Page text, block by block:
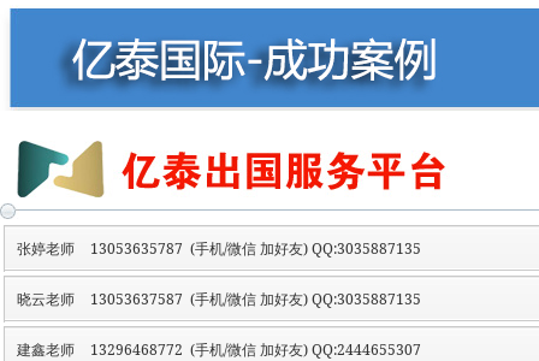
张婷老师 13053635787 (手机/微信 加好友) QQ:3035887135
晓云老师 13053637587 (手机/微信 加好友) QQ:3035887135
建鑫老师 13296468772 (手机/微信 加好友) QQ:2444655307